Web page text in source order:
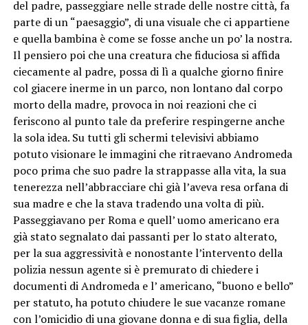
del padre, passeggiare nelle strade delle nostre città, fa
parte di un “paesaggio”, di una visuale che ci appartiene
e quella bambina è come se fosse anche un po’ la nostra.
Il pensiero poi che una creatura che fiduciosa si affida
ciecamente al padre, possa di lì a qualche giorno finire
col giacere inerme in un parco, non lontano dal corpo
morto della madre, provoca in noi reazioni che ci
feriscono al punto tale da preferire respingerne anche
la sola idea. Su tutti gli schermi televisivi abbiamo
potuto visionare le immagini che ritraevano Andromeda
poco prima che suo padre la strappasse alla vita, la sua
tenerezza nell’abbracciare chi già l’aveva resa orfana di
sua madre e che la stava tradendo una volta di più.
Passeggiavano per Roma e quell’ uomo americano era
già stato segnalato dai passanti per lo stato alterato,
per la sua aggressività e nonostante l’intervento della
polizia nessun agente si è premurato di chiedere i
documenti di Andromeda e l’ americano, “buono e bello”
per statuto, ha potuto chiudere le sue vacanze romane
con l’omicidio di una giovane donna e di sua figlia, della